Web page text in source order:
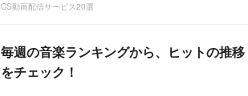
CS動画配信サービス20選
毎週の音楽ランキングから、ヒットの推移
をチェック！